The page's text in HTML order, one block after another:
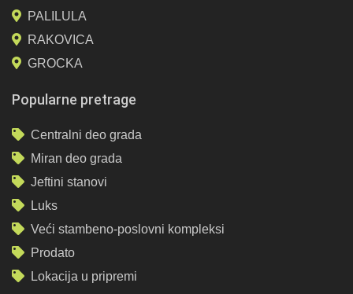
PALILULA
RAKOVICA
GROCKA
Popularne pretrage
Centralni deo grada
Miran deo grada
Jeftini stanovi
Luks
Veći stambeno-poslovni kompleksi
Prodato
Lokacija u pripremi